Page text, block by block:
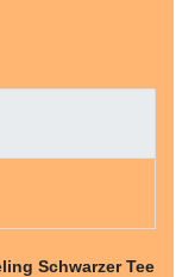
Schwarzer Tee